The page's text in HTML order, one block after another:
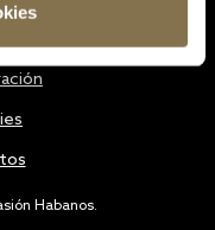
Habanos.